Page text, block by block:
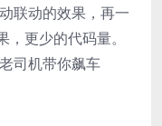
联动的效果，再一
更少的代码量。
司机带你飙车